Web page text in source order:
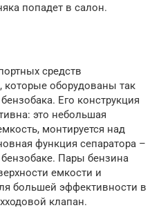
попадет в салон.
средств
которые оборудованы так
Его конструкция
это небольшая
монтируется над
функция сепаратора –
Пары бензина
емкости и
большей эффективности в
клапан.